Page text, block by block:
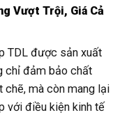
Vượt Trội, Giá Cả
TDL được sản xuất
chỉ đảm bảo chất
mà còn mang lại
với điều kiện kinh tế